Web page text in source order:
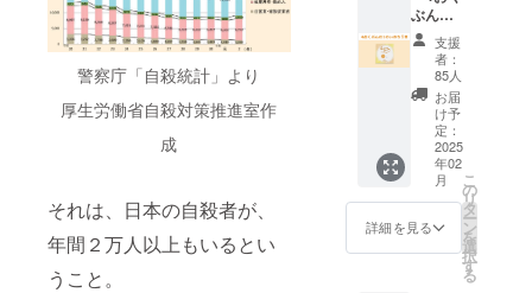
警察庁「自殺統計」より
厚生労働省自殺対策推進室作
成
それは、日本の自殺者が、
年間２万人以上もいるとい
うこと。
るチャ
ンスを
くれる
システ
ム
（Syste
m）で
す。 ※
都内で
もご希
望の方
はリ
モート
対応も
【セッ
ション
参加期
限】
2025年
8月末ま
※制作に
は20～
30日お
時間を
いただ
く場合
がござ
います
ことを
ご了承
くださ
刺のサ
イズに
サイズ
や色に
ついて
・おお
よその
本体サ
イズ
38.3×38
.3×65.9
mm ・
印面
四方
（20m
いて あ
なたの
なりた
い理想
の姿を
伺いな
がら作
るオリ
ジナル
ドール
お迎え
した方
ます ・
限定公
開のリ
ンクを
お送り
いたし
ます
（一般
公開は
お控え
くださ
い） ◇
ぶんの1
のいの
ち」 1
冊購
入》 [内
容] ・絵
本を1冊
お届け
します
・国内
送料込
み ◇ え
ほんに
ついて
支援
者：
85人
お届
け予
定：
2025
年02
月
詳細を見る
こ
の
リ
タ
ー
ン
を
選
択
す
る